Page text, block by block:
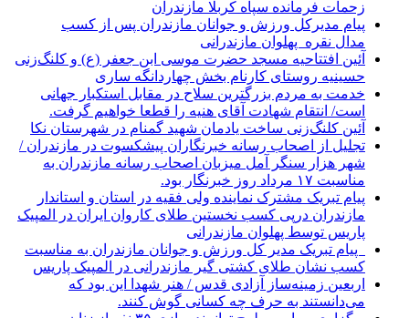
زحمات فرمانده سپاه کربلا مازندران
پیام مدیرکل ورزش و جوانان مازندران پس از کسب
مدال نقره پهلوان مازندرانی
آئین افتتاحیه مسجد حضرت موسی ابن جعفر (ع) و کلنگ‌زنی
حسینیه روستای کارنام بخش چهاردانگه ساری
خدمت به مردم بزرگترین سلاح در مقابل استکبار جهانی
است/ انتقام شهادت آقای هنیه را قطعا خواهیم گرفت.
آئین کلنگ‌زنی ساخت یادمان شهید گمنام در شهرستان نکا
تجلیل از اصحاب رسانه خبرنگاران پیشکسوت در مازندران /
شهر هزار سنگر آمل میزبان اصحاب رسانه مازندران به
مناسبت ۱۷ مرداد روز خبرنگار بود.
پیام تبریک مشترک نماینده ولی فقیه در استان و استاندار
مازندران درپی کسب نخستین طلای کاروان ایران در المپیک
پاریس توسط پهلوان مازندرانی
‍ ‍ پیام تبریک مدیر کل ورزش و جوانان مازندران به مناسبت
کسب نشان طلای کشتی گیر مازندرانی در المپیک پاریس
اربعین زمینه‌ساز آزادی قدس / هنر شهدا این بود که
می‌دانستند به حرف چه کسانی گوش کنند.